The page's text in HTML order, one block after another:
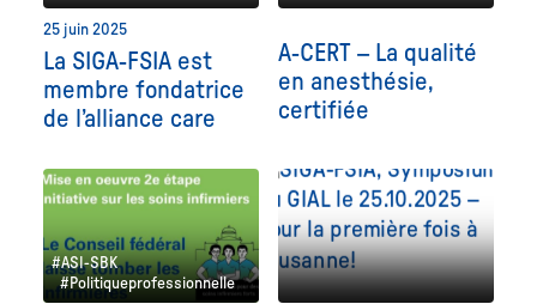
25 juin 2025
La SIGA-FSIA est
membre fondatrice
de l’alliance care
A-CERT – La qualité
en anesthésie,
certifiée
#ASI-SBK
#Politiqueprofessionnelle